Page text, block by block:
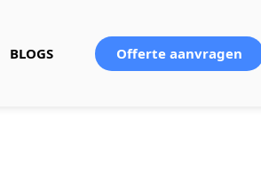
BLOGS Offerte aanvragen